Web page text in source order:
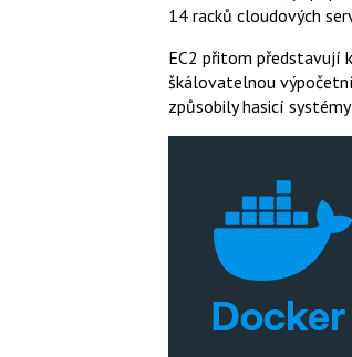
14 racků cloudových
EC2 přitom představují
škálovatelnou
způsobily hasicí